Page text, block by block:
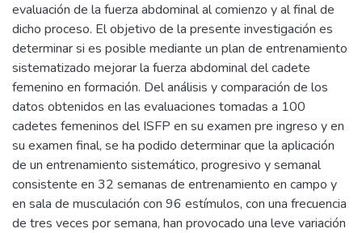
evaluación de la fuerza abdominal al comienzo y al final de
dicho proceso. El objetivo de la presente investigación es
determinar si es posible mediante un plan de entrenamiento
sistematizado mejorar la fuerza abdominal del cadete
femenino en formación. Del análisis y comparación de los
datos obtenidos en las evaluaciones tomadas a 100
cadetes femeninos del ISFP en su examen pre ingreso y en
su examen final, se ha podido determinar que la aplicación
de un entrenamiento sistemático, progresivo y semanal
consistente en 32 semanas de entrenamiento en campo y
en sala de musculación con 96 estímulos, con una frecuencia
de tres veces por semana, han provocado una leve variación